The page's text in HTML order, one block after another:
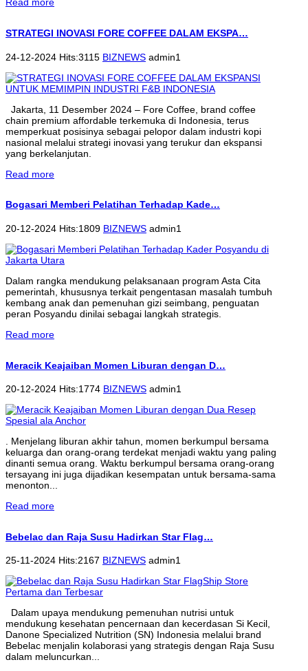
Read more
STRATEGI INOVASI FORE COFFEE DALAM EKSPA…
24-12-2024 Hits:3115 BIZNEWS admin1
Jakarta, 11 Desember 2024 – Fore Coffee, brand coffee
chain premium affordable terkemuka di Indonesia, terus
memperkuat posisinya sebagai pelopor dalam industri kopi
nasional melalui strategi inovasi yang terukur dan ekspansi
yang berkelanjutan.
Read more
Bogasari Memberi Pelatihan Terhadap Kade…
20-12-2024 Hits:1809 BIZNEWS admin1
Dalam rangka mendukung pelaksanaan program Asta Cita
pemerintah, khususnya terkait pengentasan masalah tumbuh
kembang anak dan pemenuhan gizi seimbang, penguatan
peran Posyandu dinilai sebagai langkah strategis.
Read more
Meracik Keajaiban Momen Liburan dengan D…
20-12-2024 Hits:1774 BIZNEWS admin1
. Menjelang liburan akhir tahun, momen berkumpul bersama
keluarga dan orang-orang terdekat menjadi waktu yang paling
dinanti semua orang. Waktu berkumpul bersama orang-orang
tersayang ini juga dijadikan kesempatan untuk bersama-sama
menonton...
Read more
Bebelac dan Raja Susu Hadirkan Star Flag…
25-11-2024 Hits:2167 BIZNEWS admin1
Dalam upaya mendukung pemenuhan nutrisi untuk
mendukung kesehatan pencernaan dan kecerdasan Si Kecil,
Danone Specialized Nutrition (SN) Indonesia melalui brand
Bebelac menjalin kolaborasi yang strategis dengan Raja Susu
dalam meluncurkan...